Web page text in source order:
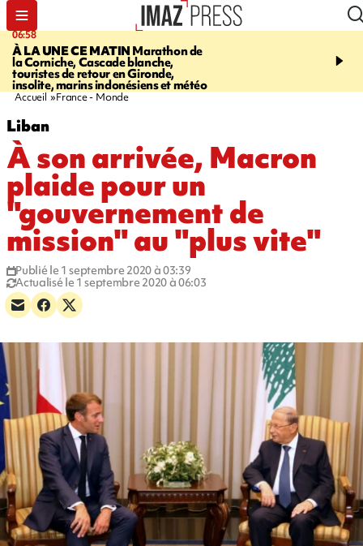
06:58
À LA UNE CE MATIN Marathon de
la Corniche, Cascade blanche,
touristes de retour en Gironde,
insolite, marins indonésiens et météo
09:14
touristes au Porge,
Accueil France - Monde
Liban
À son arrivée, Macron
plaide pour un
"gouvernement de
mission" au "plus vite"
Publié le 1 septembre 2020 à 03:39
Actualisé le 1 septembre 2020 à 06:03